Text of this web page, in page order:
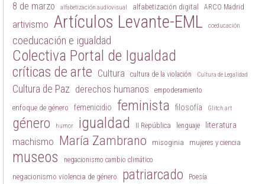
8 de marzo alfabetización audiovisual alfabetización digital ARCO Madrid
artivismo Artículos Levante-EML coeducación
coeducación e igualdad
Colectiva Portal de Igualdad
críticas de arte Cultura cultura de la violación Cultura de Legalidad
Cultura de Paz derechos humanos empoderamiento
enfoque de género femenicidio feminista filosofía Glitch art
género humor igualdad II República lenguaje literatura
machismo María Zambrano misoginia mujeres y ciencia
museos negacionismo cambio climático
negacionismo violencia de género patriarcado Poesía